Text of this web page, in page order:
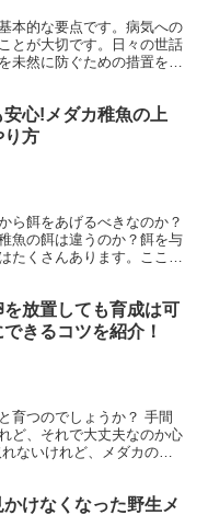
本的な要点です。病気への
とが大切です。日々の世話
未然に防ぐための措置を施
心!メダカ稚魚の上
り方
ら餌をあげるべきなのか？
魚の餌は違うのか？餌を与
たくさんあります。ここで
を放置しても育成は可
きるコツを紹介！
育つのでしょうか？ 手間
ど、それで大丈夫なのか心
ないけれど、メダカの卵
かけなくなった野生メ